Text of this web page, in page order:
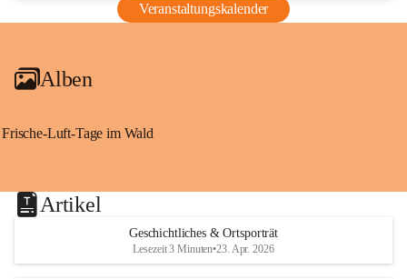
Veranstaltungskalender
Alben
Frische-Luft-Tage im Wald
Artikel
Geschichtliches & Ortsporträt
Lesezeit 3 Minuten•23. Apr. 2026